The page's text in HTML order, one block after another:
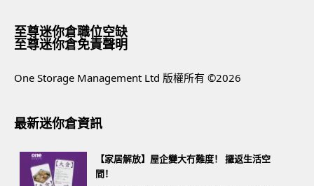
至尊迷你倉職位空缺
至尊迷你倉免責聲明
One Storage Management Ltd 版權所有 ©2026
最新迷你倉資訊
【家居解放】屋企變大冇難度！ 攞返生活空
間！